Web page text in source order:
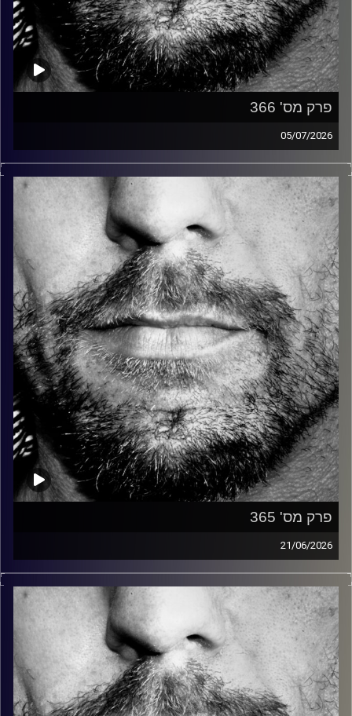
פרק מס' 366
05/07/2026
זיפים, מוזיקה מחוספסת של הופעות חיות. הרבה ג'אם, רוק,
בלוז, bluegrass, ג'אז, Fאנק, פרוגרסיב ואפילו אלקטרוניקה.
כל מה שחי, אמיתי ונושם.
עם שמוליק רגב.
קרדיט תמונות: David Goehring
פרק מס' 365
21/06/2026
זיפים, מוזיקה מחוספסת של הופעות חיות. הרבה ג'אם, רוק,
בלוז, bluegrass, ג'אז, Fאנק, פרוגרסיב ואפילו אלקטרוניקה.
כל מה שחי, אמיתי ונושם.
עם שמוליק רגב.
קרדיט תמונות: David Goehring